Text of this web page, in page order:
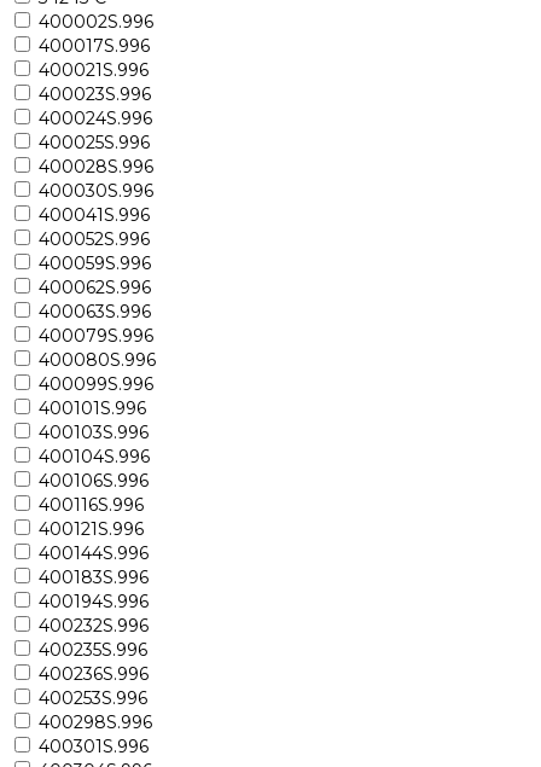
400002S.996
400017S.996
400021S.996
400023S.996
400024S.996
400025S.996
400028S.996
400030S.996
400041S.996
400052S.996
400059S.996
400062S.996
400063S.996
400079S.996
400080S.996
400099S.996
400101S.996
400103S.996
400104S.996
400106S.996
400116S.996
400121S.996
400144S.996
400183S.996
400194S.996
400232S.996
400235S.996
400236S.996
400253S.996
400298S.996
400301S.996